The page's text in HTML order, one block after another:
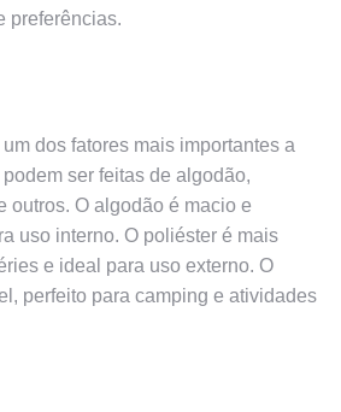
preferências.
dos fatores mais importantes a
ser feitas de algodão,
outros. O algodão é macio e
uso interno. O poliéster é mais
e ideal para uso externo. O
perfeito para camping e atividades